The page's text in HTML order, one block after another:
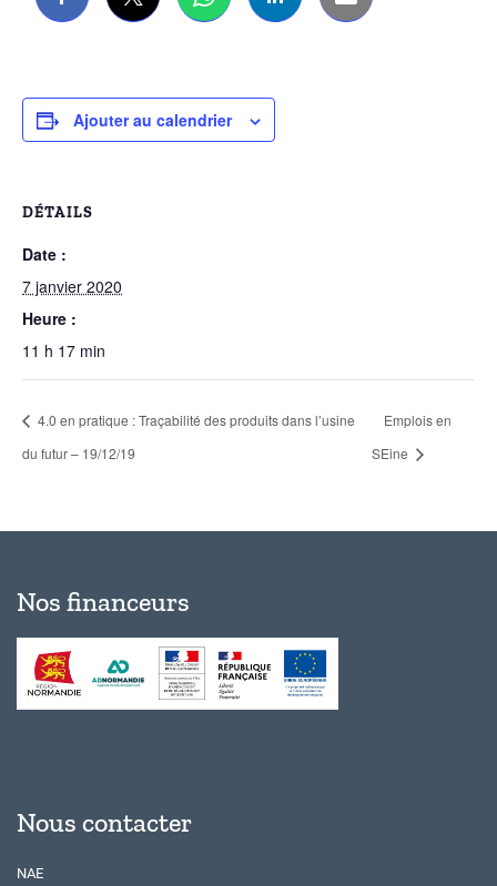
Ajouter au calendrier
DÉTAILS
Date :
7 janvier 2020
Heure :
11 h 17 min
4.0 en pratique : Traçabilité des produits dans l’usine
du futur – 19/12/19
Emplois en
SEine
Nos financeurs
Nous contacter
NAE